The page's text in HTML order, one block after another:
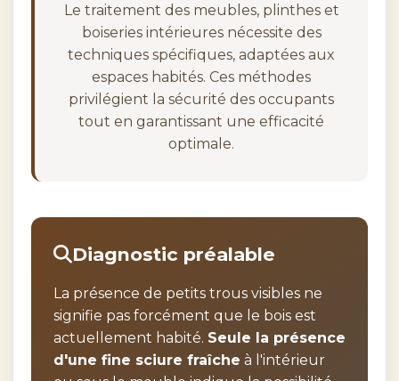
Le traitement des meubles, plinthes et
boiseries intérieures nécessite des
techniques spécifiques, adaptées aux
espaces habités. Ces méthodes
privilégient la sécurité des occupants
tout en garantissant une efficacité
optimale.
Diagnostic préalable
La présence de petits trous visibles ne
signifie pas forcément que le bois est
actuellement habité. Seule la présence
d'une fine sciure fraîche à l'intérieur